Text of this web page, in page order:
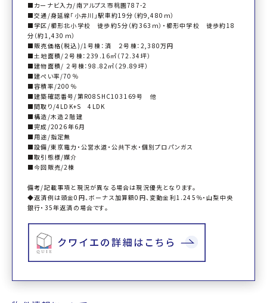
■カーナビ入力/南アルプス市桃園787-2
■交通/身延線「小井川」駅車約19分（約9,480ｍ）
■学区/櫛形北小学校 徒歩約5分（約363ｍ）・櫛形中学校 徒歩約18
分（約1,430ｍ）
■販売価格(税込)/1号棟：済 ２号棟：2,380万円
■土地面積/２号棟：239.16㎡（72.34坪）
■建物面積/ ２号棟：98.82㎡（29.89坪）
■建ぺい率/70％
■容積率/200％
■建築確認番号/第R08SHC103169号 他
■間取り/4LDK+S 4LDK
■構造/木造２階建
■完成/2026年6月
■用途/指定無
■設備/東京電力・公営水道・公共下水・個別プロパンガス
■取引態様/媒介
■今回販売/2棟
備考/記載事項と現況が異なる場合は現況優先となります。
◆返済例は頭金0円、ボーナス加算額0円、変動金利1.245％・山梨中央
銀行・35年返済の場合です。